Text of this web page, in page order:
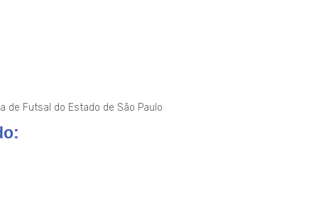
de Futsal do Estado de São Paulo